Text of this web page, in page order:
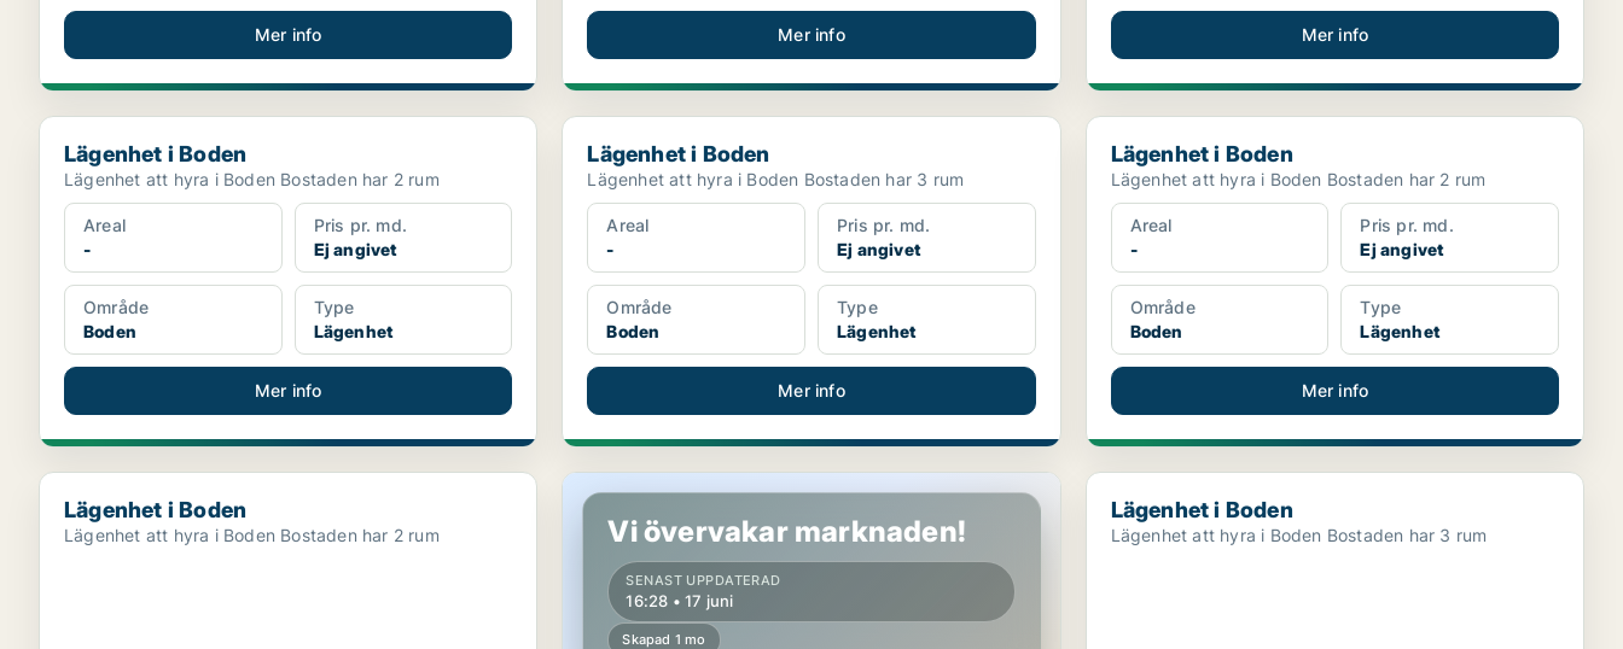
Mer info Mer info Mer info
Lägenhet i Boden
Lägenhet i Boden
Lägenhet att hyra i Boden Bostaden har 2 rum
Areal
-
Pris pr. md.
Ej angivet
Område
Boden
Type
Lägenhet
Mer info
Lägenhet i Boden
Lägenhet i Boden
Lägenhet att hyra i Boden Bostaden har 3 rum
Areal
-
Pris pr. md.
Ej angivet
Område
Boden
Type
Lägenhet
Mer info
Lägenhet i Boden
Lägenhet i Boden
Lägenhet att hyra i Boden Bostaden har 2 rum
Areal
-
Pris pr. md.
Ej angivet
Område
Boden
Type
Lägenhet
Mer info
Lägenhet i Boden
Lägenhet i Boden
Lägenhet att hyra i Boden Bostaden har 2 rum
Lägenhet i Boden
Vi övervakar marknaden!
SENAST UPPDATERAD
16:28 • 17 juni
Skapad 1 mo
Lägenhet i Boden
Lägenhet i Boden
Lägenhet att hyra i Boden Bostaden har 3 rum